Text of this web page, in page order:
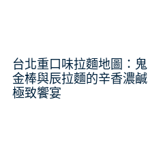
台北重口味拉麵地圖：鬼
金棒與辰拉麵的辛香濃鹹
極致饗宴